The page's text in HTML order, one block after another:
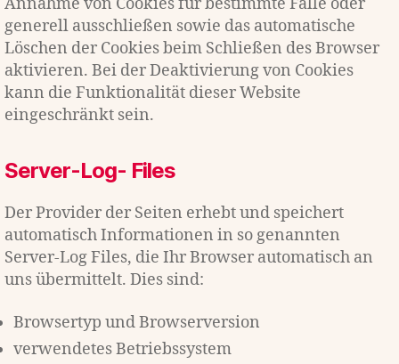
generell ausschließen sowie das automatische
Löschen der Cookies beim Schließen des Browser
aktivieren. Bei der Deaktivierung von Cookies
kann die Funktionalität dieser Website
eingeschränkt sein.
Server-Log- Files
Der Provider der Seiten erhebt und speichert
automatisch Informationen in so genannten
Server-Log Files, die Ihr Browser automatisch an
uns übermittelt. Dies sind:
Browsertyp und Browserversion
verwendetes Betriebssystem